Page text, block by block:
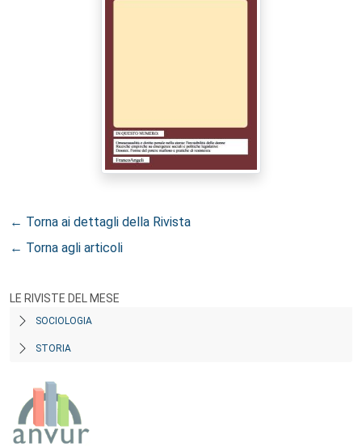
← Torna ai dettagli della Rivista
← Torna agli articoli
LE RIVISTE DEL MESE
SOCIOLOGIA
STORIA